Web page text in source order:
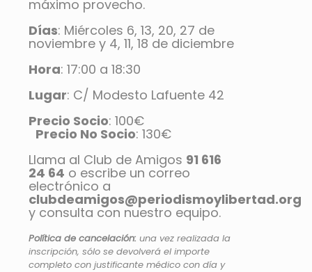
máximo provecho.
Días: Miércoles 6, 13, 20, 27 de
noviembre y 4, 11, 18 de diciembre
Hora: 17:00 a 18:30
Lugar: C/ Modesto Lafuente 42
Precio Socio: 100€
Precio No Socio: 130€
Llama al Club de Amigos 91 616
24 64 o escribe un correo
electrónico a
clubdeamigos@periodismoylibertad.org
y consulta con nuestro equipo.
Política de cancelación: una vez realizada la
inscripción, sólo se devolverá el importe
completo con justificante médico con día y